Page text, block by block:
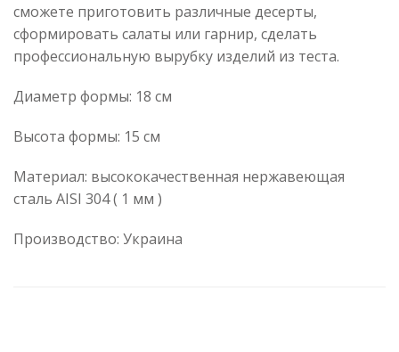
сможете приготовить различные десерты,
сформировать салаты или гарнир, сделать
профессиональную вырубку изделий из теста.
Диаметр формы: 18 см
Высота формы: 15 см
Материал: высококачественная нержавеющая
сталь AISI 304 ( 1 мм )
Производство: Украина